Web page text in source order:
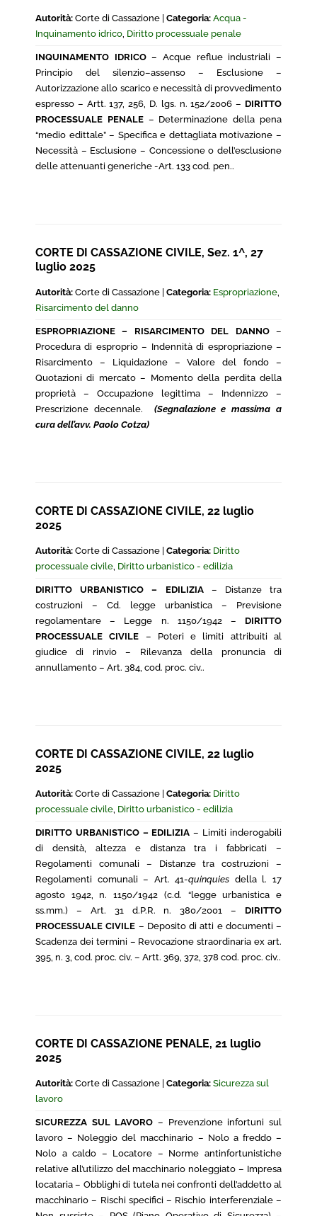
Autorità: Corte di Cassazione | Categoria: Acqua -
Inquinamento idrico, Diritto processuale penale
INQUINAMENTO IDRICO– Acque reflue industriali –
Principio del silenzio–assenso – Esclusione –
Autorizzazione allo scarico e necessità di provvedimento
espresso – Artt. 137, 256, D. lgs. n. 152/2006 – DIRITTO
PROCESSUALE PENALE– Determinazione della pena
“medio edittale” – Specifica e dettagliata motivazione –
Necessità – Esclusione – Concessione o dell’esclusione
delle attenuanti generiche -Art. 133 cod. pen..
CORTE DI CASSAZIONE CIVILE, Sez. 1^, 27
luglio 2025
Autorità: Corte di Cassazione | Categoria: Espropriazione,
Risarcimento del danno
ESPROPRIAZIONE – RISARCIMENTO DEL DANNO–
Procedura di esproprio – Indennità di espropriazione –
Risarcimento – Liquidazione – Valore del fondo –
Quotazioni di mercato – Momento della perdita della
proprietà – Occupazione legittima – Indennizzo –
Prescrizione decennale. (Segnalazione e massima a
cura dell’avv. Paolo Cotza)
CORTE DI CASSAZIONE CIVILE, 22 luglio
2025
Autorità: Corte di Cassazione | Categoria: Diritto
processuale civile, Diritto urbanistico - edilizia
DIRITTO URBANISTICO – EDILIZIA– Distanze tra
costruzioni – Cd. legge urbanistica – Previsione
regolamentare – Legge n. 1150/1942 – DIRITTO
PROCESSUALE CIVILE – Poteri e limiti attribuiti al
giudice di rinvio – Rilevanza della pronuncia di
annullamento – Art. 384, cod. proc. civ..
CORTE DI CASSAZIONE CIVILE, 22 luglio
2025
Autorità: Corte di Cassazione | Categoria: Diritto
processuale civile, Diritto urbanistico - edilizia
DIRITTO URBANISTICO – EDILIZIA – Limiti inderogabili
di densità, altezza e distanza tra i fabbricati –
Regolamenti comunali – Distanze tra costruzioni –
Regolamenti comunali – Art. 41-quinquies della l. 17
agosto 1942, n. 1150/1942 (c.d. “legge urbanistica e
ss.mm.) – Art. 31 d.P.R. n. 380/2001 – DIRITTO
PROCESSUALE CIVILE – Deposito di atti e documenti –
Scadenza dei termini – Revocazione straordinaria ex art.
395, n. 3, cod. proc. civ. – Artt. 369, 372, 378 cod. proc. civ..
CORTE DI CASSAZIONE PENALE, 21 luglio
2025
Autorità: Corte di Cassazione | Categoria: Sicurezza sul
lavoro
SICUREZZA SUL LAVORO – Prevenzione infortuni sul
lavoro – Noleggio del macchinario – Nolo a freddo –
Nolo a caldo – Locatore – Norme antinfortunistiche
relative all’utilizzo del macchinario noleggiato – Impresa
locataria – Obblighi di tutela nei confronti dell’addetto al
macchinario – Rischi specifici – Rischio interferenziale –